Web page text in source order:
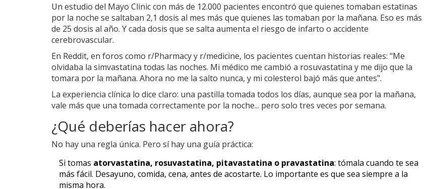
Un estudio del Mayo Clinic con más de 12.000 pacientes encontró que quienes tomaban estatinas
por la noche se saltaban 2,1 dosis al mes más que quienes las tomaban por la mañana. Eso es más
de 25 dosis al año. Y cada dosis que se salta aumenta el riesgo de infarto o accidente
cerebrovascular.
En Reddit, en foros como r/Pharmacy y r/medicine, los pacientes cuentan historias reales: "Me
olvidaba la simvastatina todas las noches. Mi médico me cambió a rosuvastatina y me dijo que la
tomara por la mañana. Ahora no me la salto nunca, y mi colesterol bajó más que antes".
La experiencia clínica lo dice claro: una pastilla tomada todos los días, aunque sea por la mañana,
vale más que una tomada correctamente por la noche... pero solo tres veces por semana.
¿Qué deberías hacer ahora?
No hay una regla única. Pero sí hay una guía práctica:
Si tomas atorvastatina, rosuvastatina, pitavastatina o pravastatina: tómala cuando te sea
más fácil. Desayuno, comida, cena, antes de acostarte. Lo importante es que sea siempre a la
misma hora.